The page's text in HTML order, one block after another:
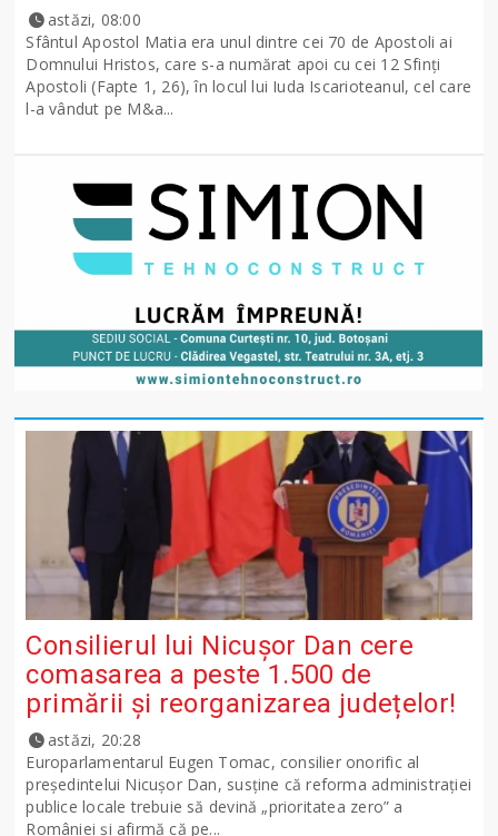
astăzi, 08:00
Sfântul Apostol Matia era unul dintre cei 70 de Apostoli ai
Domnului Hristos, care s-a numărat apoi cu cei 12 Sfinţi
Apostoli (Fapte 1, 26), în locul lui Iuda Iscarioteanul, cel care
l-a vândut pe M&a...
Consilierul lui Nicușor Dan cere
comasarea a peste 1.500 de
primării și reorganizarea județelor!
astăzi, 20:28
Europarlamentarul Eugen Tomac, consilier onorific al
președintelui Nicușor Dan, susține că reforma administrației
publice locale trebuie să devină „prioritatea zero” a
României și afirmă că pe...